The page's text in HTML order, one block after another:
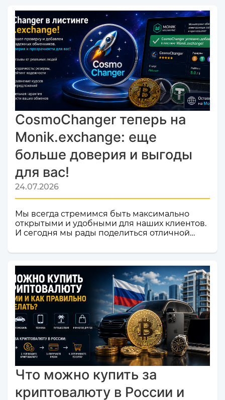
CosmoChanger теперь на
Monik.exchange: еще
больше доверия и выгоды
для вас!
24.07.2026
Мы всегда стремимся быть максимально
открытыми и удобными для наших клиентов.
И сегодня мы рады поделиться отличной
валют и криптовалют CosmoChanger
официально добавлен в листинг
мониторинга обменников
Monik.exchange.Что это значит для вас?
Только плюсы! Мы делаем всё, чтобы каждый
ваш обмен был быстрым, безопасным и
комфортным.Почему это важное событие?
Попадание в список надежных платформ на
Monik.exchange — это знак каче...
Что можно купить за
криптовалюту в России и